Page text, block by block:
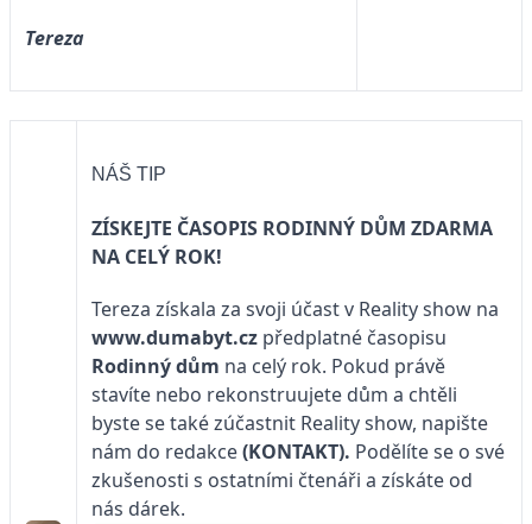
Tereza
NÁŠ TIP
ZÍSKEJTE ČASOPIS RODINNÝ DŮM ZDARMA
NA CELÝ ROK!
Tereza získala za svoji účast v Reality show na
www.dumabyt.cz předplatné časopisu
Rodinný dům na celý rok. Pokud právě
stavíte nebo rekonstruujete dům a chtěli
byste se také zúčastnit Reality show, napište
nám do redakce(KONTAKT). Podělíte se o své
zkušenosti s ostatními čtenáři a získáte od
nás dárek.